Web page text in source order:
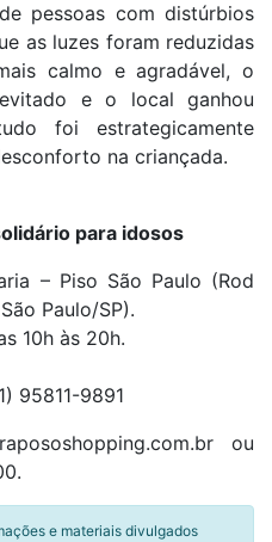
pessoas com distúrbios
as luzes foram reduzidas
calmo e agradável, o
e o local ganhou
foi estrategicamente
na criançada.
para idosos
– Piso São Paulo (Rod
Paulo/SP).
10h às 20h.
95811-9891
ou
e materiais divulgados